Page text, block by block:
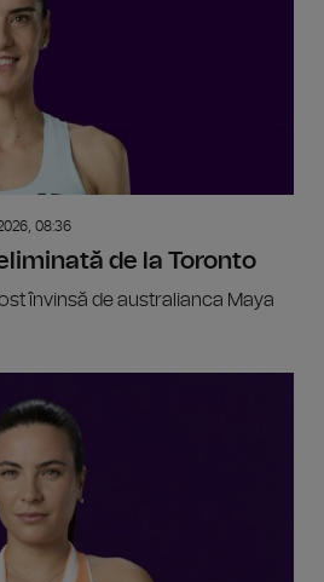
08:36
de la Toronto
învinsă de australianca Maya